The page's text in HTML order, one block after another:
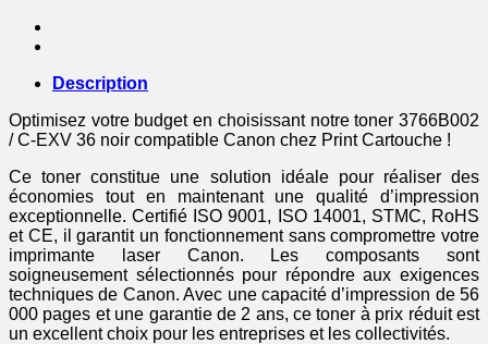
Description
Optimisez votre budget en choisissant notre toner 3766B002
/ C-EXV 36 noir compatible Canon chez Print Cartouche !
Ce toner constitue une solution idéale pour réaliser des
économies tout en maintenant une qualité d’impression
exceptionnelle. Certifié ISO 9001, ISO 14001, STMC, RoHS
et CE, il garantit un fonctionnement sans compromettre votre
imprimante laser Canon. Les composants sont
soigneusement sélectionnés pour répondre aux exigences
techniques de Canon. Avec une capacité d’impression de 56
000 pages et une garantie de 2 ans, ce toner à prix réduit est
un excellent choix pour les entreprises et les collectivités.